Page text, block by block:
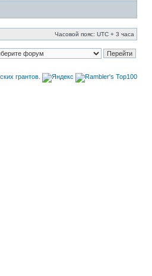
Часовой пояс: UTC + 3 часа